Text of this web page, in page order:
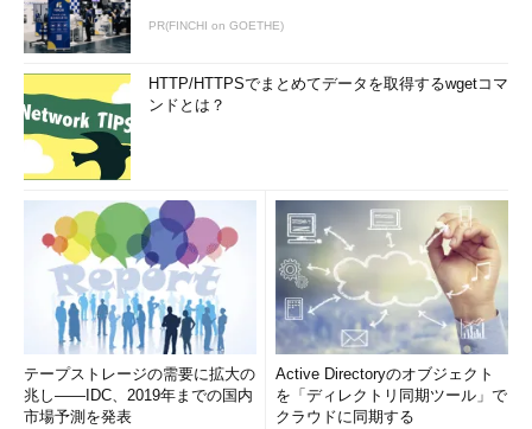
PR(FINCHI on GOETHE)
HTTP/HTTPSでまとめてデータを取得するwgetコマ
ンドとは？
テープストレージの需要に拡大の
兆し――IDC、2019年までの国内
市場予測を発表
Active Directoryのオブジェクト
を「ディレクトリ同期ツール」で
クラウドに同期する